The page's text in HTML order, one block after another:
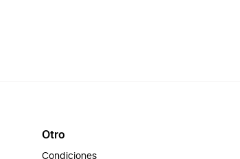
Otro
Condiciones